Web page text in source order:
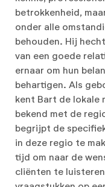
betrokkenheid,
onder alle
behouden. Hij
van een goede
ernaar om hun
behartigen. Als
kent Bart de lokale
bekend met de
begrijpt de
in deze regio te
tijd om naar de
cliënten te